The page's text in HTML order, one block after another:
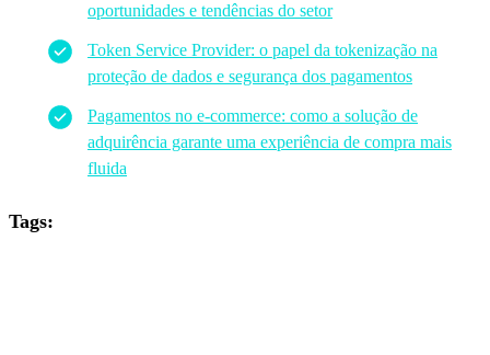
oportunidades e tendências do setor
Token Service Provider: o papel da tokenização na
proteção de dados e segurança dos pagamentos
Pagamentos no e-commerce: como a solução de
adquirência garante uma experiência de compra mais
fluida
Tags: